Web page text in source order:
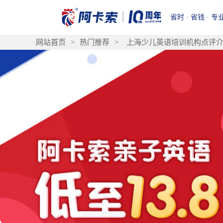
省时 · 省钱 · 专
网站首页 > 热门推荐 > 上海少儿英语培训机构点评